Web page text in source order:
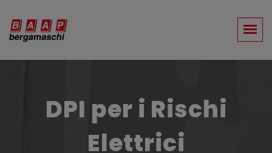
DPI per i Rischi
Elettrici